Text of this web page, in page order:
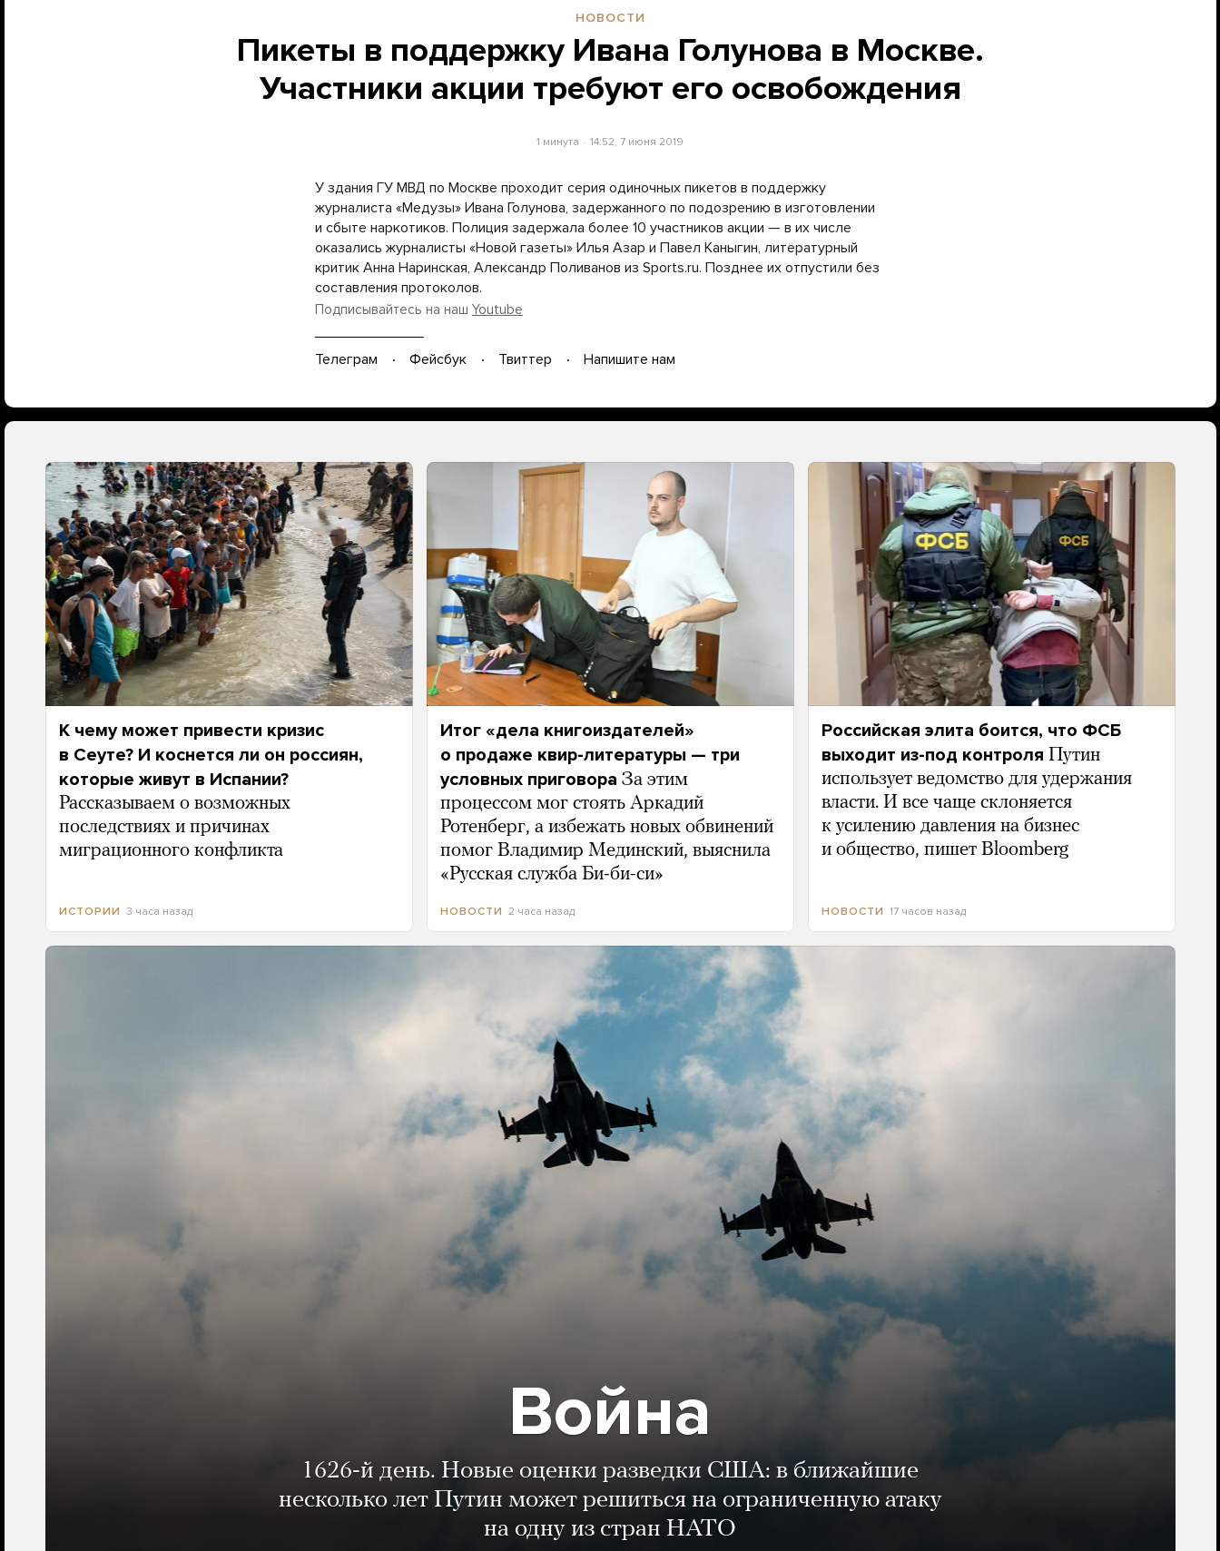
НОВОСТИ
Пикеты в поддержку Ивана Голунова в Москве.
Участники акции требуют его освобождения
1 минута 14:52, 7 июня 2019
У здания ГУ МВД по Москве проходит серия одиночных пикетов в поддержку
журналиста «Медузы» Ивана Голунова, задержанного по подозрению в изготовлении
и сбыте наркотиков. Полиция задержала более 10 участников акции — в их числе
оказались журналисты «Новой газеты» Илья Азар и Павел Каныгин, литературный
критик Анна Наринская, Александр Поливанов из Sports.ru. Позднее их отпустили без
составления протоколов.
Подписывайтесь на наш Youtube
Телеграм Фейсбук Твиттер Напишите нам
К чему может привести кризис
в Сеуте? И коснется ли он россиян,
которые живут в Испании?
Рассказываем о возможных
последствиях и причинах
миграционного конфликта
ИСТОРИИ 3 часа назад
Итог «дела книгоиздателей»
о продаже квир-литературы — три
условных приговора За этим
процессом мог стоять Аркадий
Ротенберг, а избежать новых обвинений
помог Владимир Мединский, выяснила
«Русская служба Би-би-си»
НОВОСТИ 2 часа назад
Российская элита боится, что ФСБ
выходит из-под контроля Путин
использует ведомство для удержания
власти. И все чаще склоняется
к усилению давления на бизнес
и общество, пишет Bloomberg
НОВОСТИ 17 часов назад
Война
1626-й день. Новые оценки разведки США: в ближайшие
несколько лет Путин может решиться на ограниченную атаку
на одну из стран НАТО